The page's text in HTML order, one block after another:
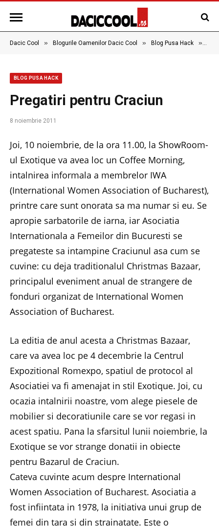
Dacic Cool » Blogurile Oamenilor Dacic Cool » Blog Pusa Hack »
BLOG PUSA HACK
Pregatiri pentru Craciun
8 noiembrie 2011
Joi, 10 noiembrie, de la ora 11.00, la ShowRoom-
ul Exotique va avea loc un Coffee Morning,
intalnirea informala a membrelor IWA
(International Women Association of Bucharest),
printre care sunt onorata sa ma numar si eu. Se
apropie sarbatorile de iarna, iar Asociatia
Internationala a Femeilor din Bucuresti se
pregateste sa intampine Craciunul asa cum se
cuvine: cu deja traditionalul Christmas Bazaar,
principalul eveniment anual de strangere de
fonduri organizat de International Women
Association of Bucharest.
La editia de anul acesta a Christmas Bazaar,
care va avea loc pe 4 decembrie la Centrul
Expozitional Romexpo, spatiul de protocol al
Asociatiei va fi amenajat in stil Exotique. Joi, cu
ocazia intalnirii noastre, vom alege piesele de
mobilier si decoratiunile care se vor regasi in
acest spatiu. Pana la sfarsitul lunii noiembrie, la
Exotique se vor strange donatii in obiecte
pentru Bazarul de Craciun.
Cateva cuvinte acum despre International
Women Association of Bucharest. Asociatia a
fost infiintata in 1978, la initiativa unui grup de
femei din tara si din strainatate. Este o